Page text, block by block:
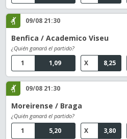
09/08 21:30
Benfica / Academico Viseu
¿Quién ganará el partido?
1,09
1 8,25
X
09/08 21:30
Moreirense / Braga
¿Quién ganará el partido?
5,20
1 3,80
X